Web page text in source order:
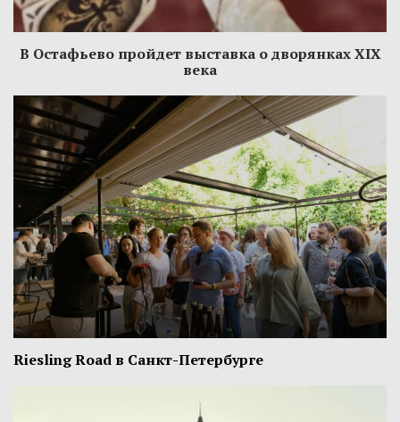
В Остафьево пройдет выставка о дворянках XIX
века
Riesling Road в Санкт-Петербурге